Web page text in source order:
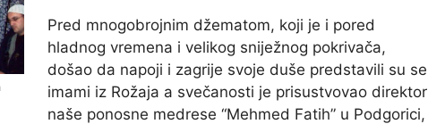
Pred mnogobrojnim džematom, koji je i pored
hladnog vremena i velikog sniježnog pokrivača,
došao da napoji i zagrije svoje duše predstavili su se
imami iz Rožaja a svečanosti je prisustvovao direktor
naše ponosne medrese “Mehmed Fatih” u Podgorici,